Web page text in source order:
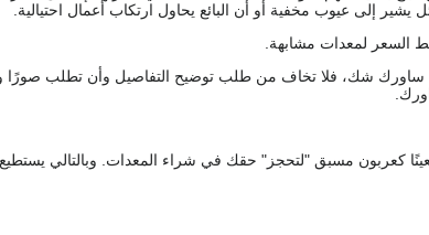
إلى عيوب مخفية أو أن البائع يحاول ارتكاب أعمال احتيالية.
السعر لمعدات مشابهة.
إن ساورك شك، فلا تخاف من طلب توضيح التفاصيل وأن تطلب صورًا
كعربون مسبق "لتحجز" حقك في شراء المعدات. وبالتالي